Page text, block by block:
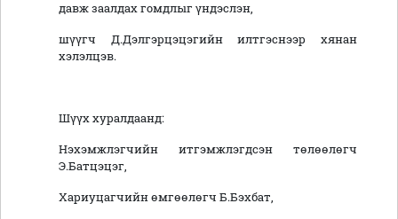
давж заалдах гомдлыг үндэслэн,
шүүгч Д.Дэлгэрцэцэгийн илтгэснээр хянан
хэлэлцэв.
Шүүх хуралдаанд:
Нэхэмжлэгчийн итгэмжлэгдсэн төлөөлөгч
Э.Батцэцэг,
Хариуцагчийн өмгөөлөгч Б.Бэхбат,